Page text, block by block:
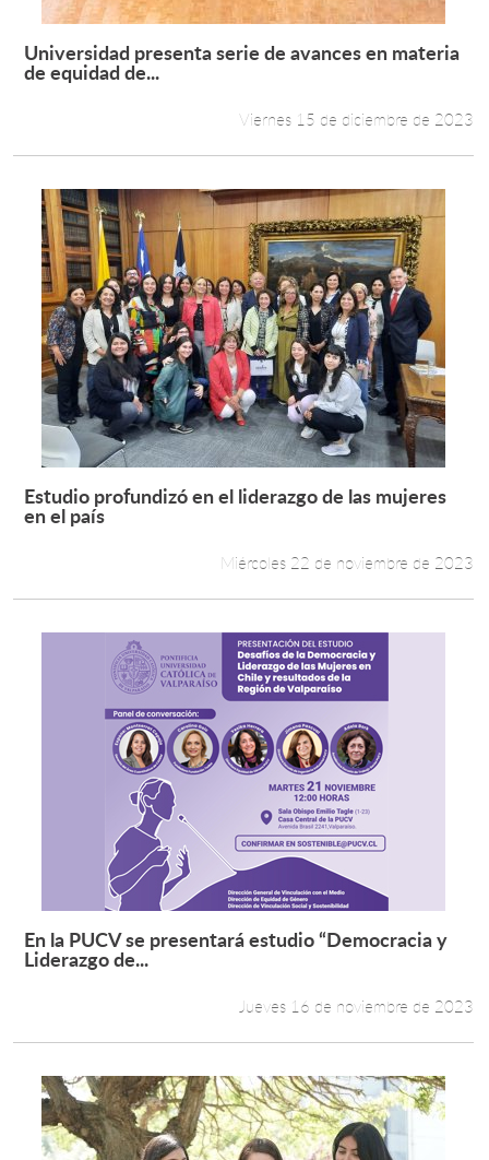
Leer más +
Universidad presenta serie de avances en materia
de equidad de...
Viernes 15 de diciembre de 2023
Leer más +
Estudio profundizó en el liderazgo de las mujeres
en el país
Miércoles 22 de noviembre de 2023
Leer más +
En la PUCV se presentará estudio “Democracia y
Liderazgo de...
Jueves 16 de noviembre de 2023